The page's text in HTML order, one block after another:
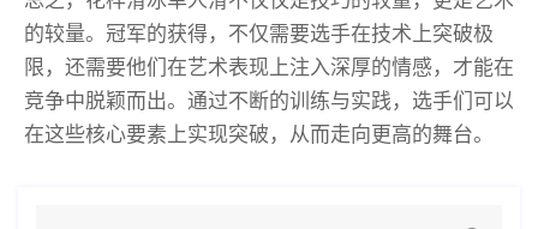
的较量。冠军的获得，不仅需要选手在技术上突破极
限，还需要他们在艺术表现上注入深厚的情感，才能在
竞争中脱颖而出。通过不断的训练与实践，选手们可以
在这些核心要素上实现突破，从而走向更高的舞台。